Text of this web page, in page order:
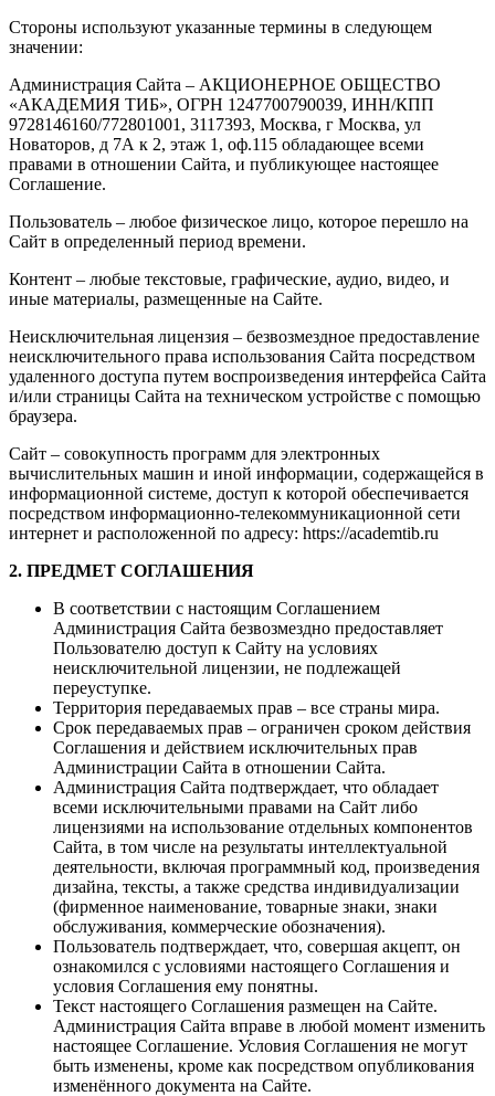
Стороны используют указанные термины в следующем
значении:
Администрация Сайта – АКЦИОНЕРНОЕ ОБЩЕСТВО
«АКАДЕМИЯ ТИБ», ОГРН 1247700790039, ИНН/КПП
9728146160/772801001, 3117393, Москва, г Москва, ул
Новаторов, д 7А к 2, этаж 1, оф.115 обладающее всеми
правами в отношении Сайта, и публикующее настоящее
Соглашение.
Пользователь – любое физическое лицо, которое перешло на
Сайт в определенный период времени.
Контент – любые текстовые, графические, аудио, видео, и
иные материалы, размещенные на Сайте.
Неисключительная лицензия – безвозмездное предоставление
неисключительного права использования Сайта посредством
удаленного доступа путем воспроизведения интерфейса Сайта
и/или страницы Сайта на техническом устройстве с помощью
браузера.
Сайт – совокупность программ для электронных
вычислительных машин и иной информации, содержащейся в
информационной системе, доступ к которой обеспечивается
посредством информационно-телекоммуникационной сети
интернет и расположенной по адресу: https://academtib.ru
2. ПРЕДМЕТ СОГЛАШЕНИЯ
В соответствии с настоящим Соглашением
Администрация Сайта безвозмездно предоставляет
Пользователю доступ к Сайту на условиях
неисключительной лицензии, не подлежащей
переуступке.
Территория передаваемых прав – все страны мира.
Срок передаваемых прав – ограничен сроком действия
Соглашения и действием исключительных прав
Администрации Сайта в отношении Сайта.
Администрация Сайта подтверждает, что обладает
всеми исключительными правами на Сайт либо
лицензиями на использование отдельных компонентов
Сайта, в том числе на результаты интеллектуальной
деятельности, включая программный код, произведения
дизайна, тексты, а также средства индивидуализации
(фирменное наименование, товарные знаки, знаки
обслуживания, коммерческие обозначения).
Пользователь подтверждает, что, совершая акцепт, он
ознакомился с условиями настоящего Соглашения и
условия Соглашения ему понятны.
Текст настоящего Соглашения размещен на Сайте.
Администрация Сайта вправе в любой момент изменить
настоящее Соглашение. Условия Соглашения не могут
быть изменены, кроме как посредством опубликования
изменённого документа на Сайте.